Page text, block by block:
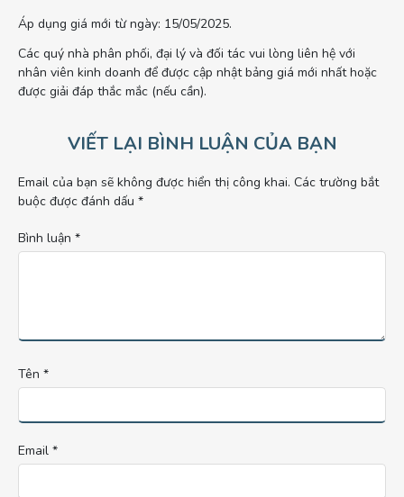
Áp dụng giá mới từ ngày: 15/05/2025.
Các quý nhà phân phối, đại lý và đối tác vui lòng liên hệ với
nhân viên kinh doanh để được cập nhật bảng giá mới nhất hoặc
được giải đáp thắc mắc (nếu cần).
VIẾT LẠI BÌNH LUẬN CỦA BẠN
Email của bạn sẽ không được hiển thị công khai. Các trường bắt
buộc được đánh dấu *
Bình luận *
Tên *
Email *